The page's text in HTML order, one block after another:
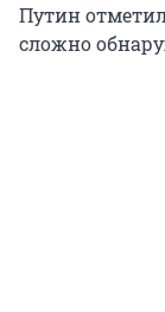
Путин
сложно